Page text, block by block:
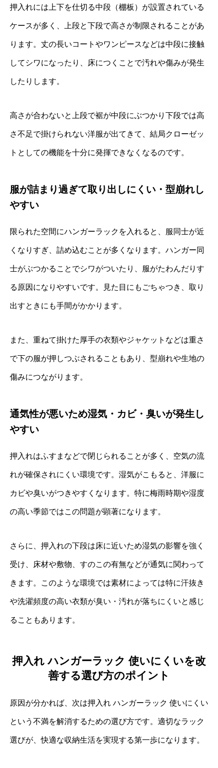
押入れには上下を仕切る中段（棚板）が設置されている
ケースが多く、上段と下段で高さが制限されることがあ
ります。丈の長いコートやワンピースなどは中段に接触
してシワになったり、床につくことで汚れや傷みが発生
したりします。
高さが合わないと上段で裾が中段にぶつかり下段では高
さ不足で掛けられない洋服が出てきて、結局クローゼッ
トとしての機能を十分に発揮できなくなるのです。
服が詰まり過ぎて取り出しにくい・型崩れし
やすい
限られた空間にハンガーラックを入れると、服同士が近
くなりすぎ、詰め込むことが多くなります。ハンガー同
士がぶつかることでシワがついたり、服がたわんだりす
る原因になりやすいです。見た目にもごちゃつき、取り
出すときにも手間がかかります。
また、重ねて掛けた厚手の衣類やジャケットなどは重さ
で下の服が押しつぶされることもあり、型崩れや生地の
傷みにつながります。
通気性が悪いため湿気・カビ・臭いが発生し
やすい
押入れはふすまなどで閉じられることが多く、空気の流
れが確保されにくい環境です。湿気がこもると、洋服に
カビや臭いがつきやすくなります。特に梅雨時期や湿度
の高い季節ではこの問題が顕著になります。
さらに、押入れの下段は床に近いため湿気の影響を強く
受け、床材や敷物、すのこの有無などが通気に関わって
きます。このような環境では素材によっては特に汗抜き
や洗濯頻度の高い衣類が臭い・汚れが落ちにくいと感じ
ることもあります。
押入れ ハンガーラック 使いにくいを改
善する選び方のポイント
原因が分かれば、次は押入れ ハンガーラック 使いにくい
という不満を解消するための選び方です。適切なラック
選びが、快適な収納生活を実現する第一歩になります。